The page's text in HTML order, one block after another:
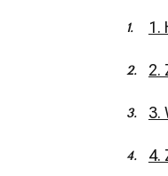
1.
2.
3.
4.